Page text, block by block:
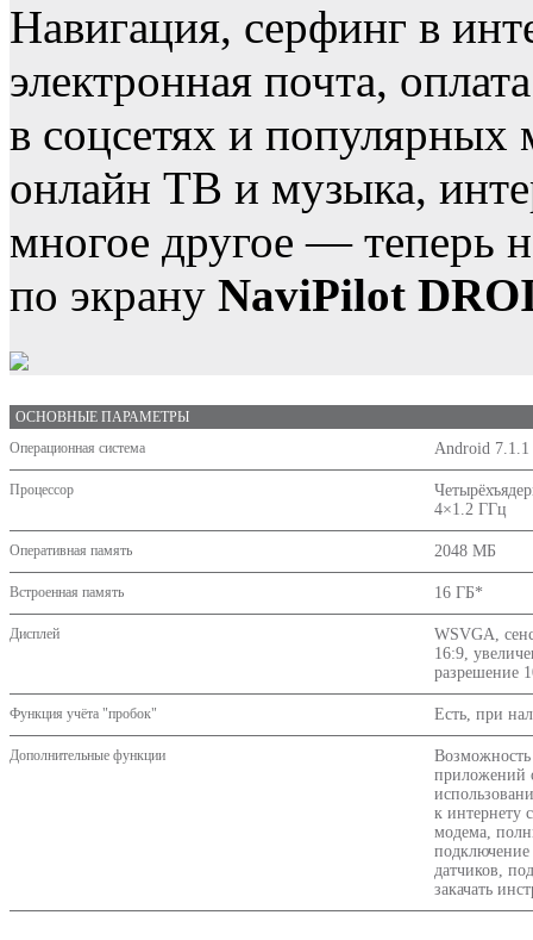
Навигация, серфинг в
электронная почта,
в соцсетях и
онлайн ТВ и музыка,
многое другое — теперь
по экрану NaviPilot
ОСНОВНЫЕ ПАРАМЕТРЫ
Операционная система
Android 7.1.1
Процессор
4×1.2 ГГц
Оперативная память 2048 МБ
Встроенная память 16 ГБ*
Дисплей
WSVGA,
16:9,
разрешение
Функция учёта "пробок" Есть, при
Дополнительные функции
Возможность
приложений
к интернету
модема,
датчиков,
закачать